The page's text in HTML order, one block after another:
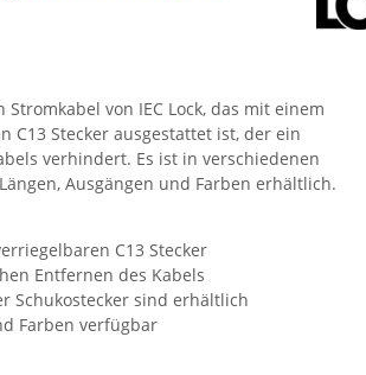
Stromkabel von IEC Lock, das mit einem
C13 Stecker ausgestattet ist, der ein
verhindert. Es ist in verschiedenen
Ausgängen und Farben erhältlich.
C13 Stecker
Entfernen des Kabels
Schukostecker sind erhältlich
Farben verfügbar